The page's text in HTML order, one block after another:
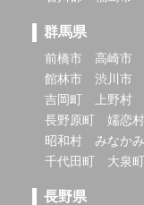
群馬県
前橋市 高崎市
館林市
渋川市
吉岡町
上野村
長野原町
嬬恋村
昭和村
みなか
千代田町
大泉町
長野県